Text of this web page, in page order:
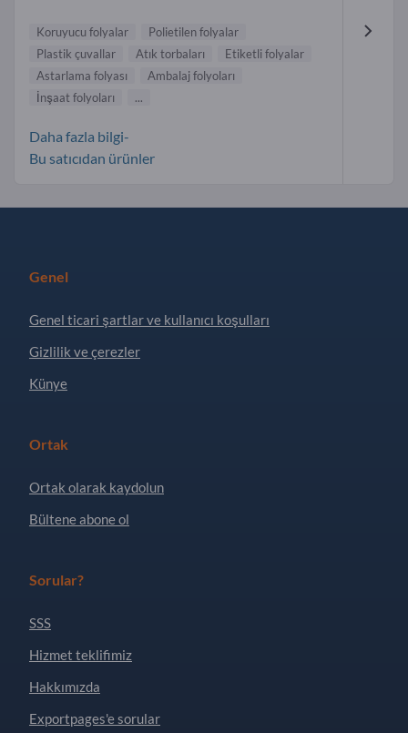
Koruyucu folyalar
Polietilen folyalar
Plastik çuvallar
Atık torbaları
Etiketli folyalar
Astarlama folyası
Ambalaj folyoları
İnşaat folyoları
...
Daha fazla bilgi-
Bu satıcıdan ürünler
Genel
Genel ticari şartlar ve kullanıcı koşulları
Gizlilik ve çerezler
Künye
Ortak
Ortak olarak kaydolun
Bültene abone ol
Sorular?
SSS
Hizmet teklifimiz
Hakkımızda
Exportpages'e sorular